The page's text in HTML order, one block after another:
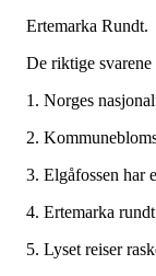
Ertemarka Rundt.
De riktige svarene
1. Norges
2.
3. Elgåfossen har
4. Ertemarka
5. Lyset reiser